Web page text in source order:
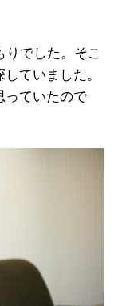
りでした。そこ
ていました。
っていたので